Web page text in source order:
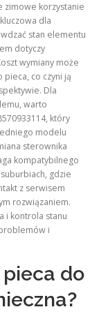
zimowe korzystanie
dla
stan elementu
dotyczy
wymiany może
pieca, co czyni ją
Dla
warto
który
modelu
sterownika
kompatybilnego
gdzie
z serwisem
rozwiązaniem.
i kontrola stanu
i
do